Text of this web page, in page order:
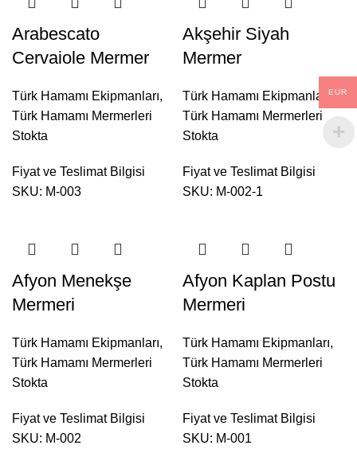
Arabescato
Cervaiole Mermer
Türk Hamamı Ekipmanları,
Türk Hamamı Mermerleri
Stokta
Fiyat ve Teslimat Bilgisi
SKU: M-003
Akşehir Siyah
Mermer
Türk Hamamı Ekipmanları,
Türk Hamamı Mermerleri
Stokta
Fiyat ve Teslimat Bilgisi
SKU: M-002-1
Afyon Menekşe
Mermeri
Türk Hamamı Ekipmanları,
Türk Hamamı Mermerleri
Stokta
Fiyat ve Teslimat Bilgisi
SKU: M-002
Afyon Kaplan Postu
Mermeri
Türk Hamamı Ekipmanları,
Türk Hamamı Mermerleri
Stokta
Fiyat ve Teslimat Bilgisi
SKU: M-001
EUR